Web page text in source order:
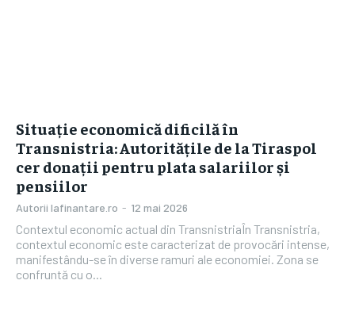
Situație economică dificilă în
Transnistria: Autoritățile de la Tiraspol
cer donații pentru plata salariilor și
pensiilor
Autorii Iafinantare.ro - 12 mai 2026
Contextul economic actual din TransnistriaÎn Transnistria,
contextul economic este caracterizat de provocări intense,
manifestându-se în diverse ramuri ale economiei. Zona se
confruntă cu o...